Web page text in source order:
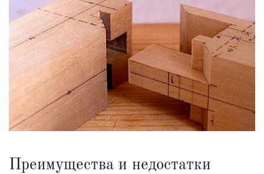
Преимущества и недостатки